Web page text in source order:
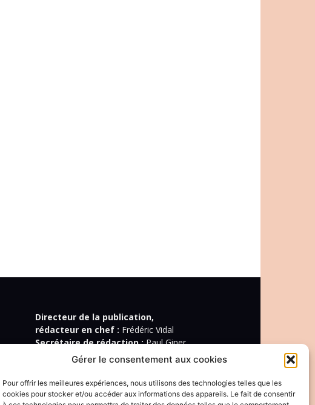
Gérer le consentement aux cookies
Pour offrir les meilleures expériences, nous utilisons des technologies telles que les
cookies pour stocker et/ou accéder aux informations des appareils. Le fait de consentir
Directeur de la publication,
rédacteur en chef : Frédéric Vidal
Secrétaire de rédaction :Paul Giner
Rédacteur spécialisé :Marius Jouanny
Jérôme Lachasse, Marine Lannot, Klervi Le Cozic,
Jean-Christophe Ogier, Christophe Quillien, Marie-